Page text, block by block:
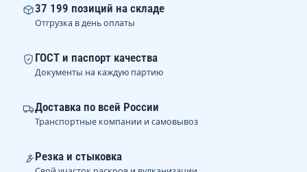
37 199 позиций на складе
Отгрузка в день оплаты
ГОСТ и паспорт качества
Документы на каждую партию
Доставка по всей России
Транспортные компании и самовывоз
Резка и стыковка